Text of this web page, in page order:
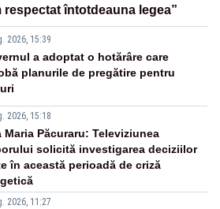
respectat întotdeauna legea”
2026, 15:39
a adoptat o hotărâre care
planurile de pregătire pentru
2026, 15:18
Maria Păcuraru: Televiziunea
solicită investigarea deciziilor
în această perioadă de criză
2026, 11:27